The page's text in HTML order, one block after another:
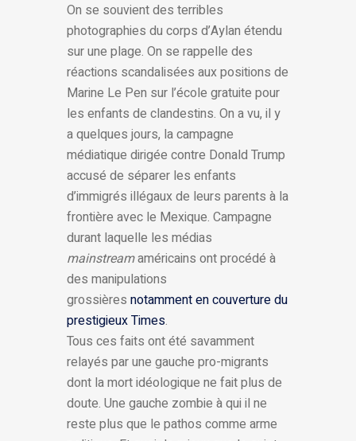
On se souvient des terribles
photographies du corps d’Aylan étendu
sur une plage. On se rappelle des
réactions scandalisées aux positions de
Marine Le Pen sur l’école gratuite pour
les enfants de clandestins. On a vu, il y
a quelques jours, la campagne
médiatique dirigée contre Donald Trump
accusé de séparer les enfants
d’immigrés illégaux de leurs parents à la
frontière avec le Mexique. Campagne
durant laquelle les médias
mainstreamaméricains ont procédé à
des manipulations
grossières notamment en couverture du
prestigieux Times.
Tous ces faits ont été savamment
relayés par une gauche pro-migrants
dont la mort idéologique ne fait plus de
doute. Une gauche zombie à qui il ne
reste plus que le pathos comme arme